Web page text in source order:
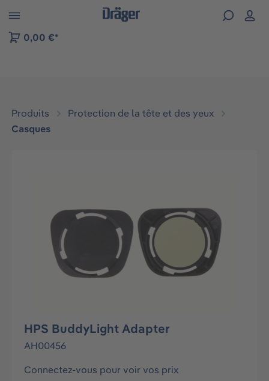
to B2B platform navigation
0,00 €*
Produits
Protection de la tête et des yeux
Casques
HPS BuddyLight Adapter
AH00456
Connectez-vous pour voir vos prix